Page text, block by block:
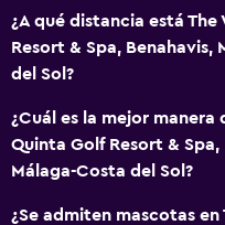
Piscina y spa
Masajes
Spa
Bañera de hidromasaje
Piscina al aire libre
¿A qué distancia está
Resort & Spa, Benahavis,
del Sol?
¿Cuál es la mejor manera
Quinta Golf Resort &
Málaga-Costa del Sol?
¿Se admiten mascotas